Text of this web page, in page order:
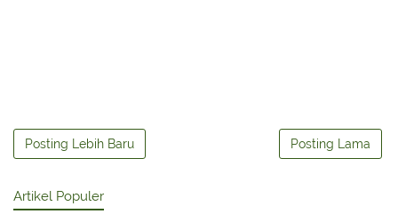
Posting Lebih Baru Posting Lama
Artikel Populer